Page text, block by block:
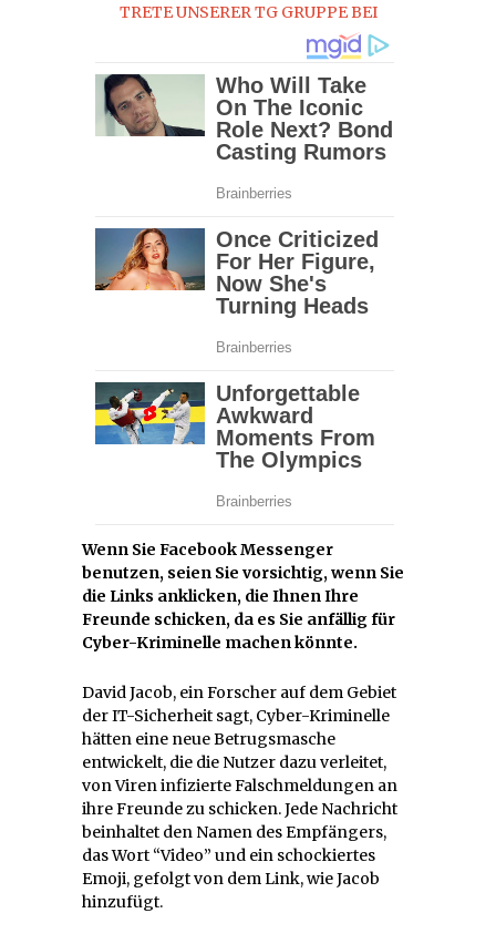
TRETE UNSERER TG GRUPPE BEI
Wenn Sie Facebook Messenger
benutzen, seien Sie vorsichtig, wenn Sie
die Links anklicken, die Ihnen Ihre
Freunde schicken, da es Sie anfällig für
Cyber-Kriminelle machen könnte.
David Jacob, ein Forscher auf dem Gebiet
der IT-Sicherheit sagt, Cyber-Kriminelle
hätten eine neue Betrugsmasche
entwickelt, die die Nutzer dazu verleitet,
von Viren infizierte Falschmeldungen an
ihre Freunde zu schicken. Jede Nachricht
beinhaltet den Namen des Empfängers,
das Wort “Video” und ein schockiertes
Emoji, gefolgt von dem Link, wie Jacob
hinzufügt.